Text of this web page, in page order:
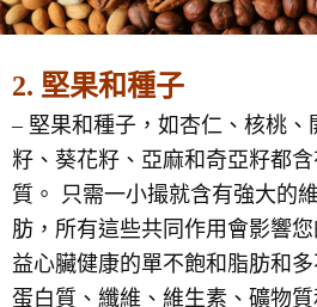
2. 堅果和種子
– 堅果和種子，如杏仁、核桃
籽、葵花籽、亞麻和奇亞籽都
質。 只需一小撮就含有強大的
肪，所有這些共同作用會影響
益心臟健康的單不飽和脂肪和
蛋白質、纖維、維生素、礦物